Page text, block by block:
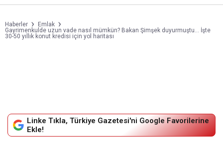
Haberler
Emlak
Gayrimenkulde uzun vade nasıl mümkün? Bakan Şimşek duyurmuştu... İşte
30-50 yıllık konut kredisi için yol haritası
Linke Tıkla, Türkiye Gazetesi'ni Google Favorilerine
Ekle!